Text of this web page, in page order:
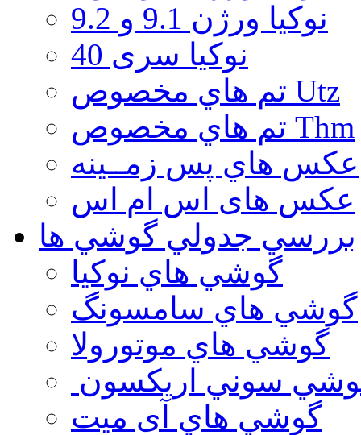
نوكيا ورژن 9.1 و 9.2
نوکیا سری 40
تم هاي مخصوص Utz
تم هاي مخصوص Thm
عكس هاي پس زمــينه
عكس های اس ام اس
بررسي جدولي گوشي ها
گوشي هاي نوكيا
گوشي هاي سامسونگ
گوشي هاي موتورولا
سوني اريكسون
گوشي هاي آی میت